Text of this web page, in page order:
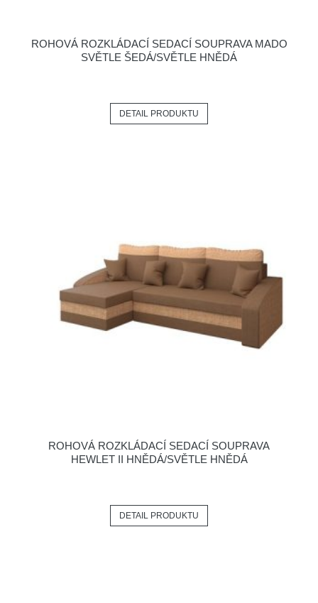
ROHOVÁ ROZKLÁDACÍ SEDACÍ SOUPRAVA MADO
SVĚTLE ŠEDÁ/SVĚTLE HNĚDÁ
DETAIL PRODUKTU
ROHOVÁ ROZKLÁDACÍ SEDACÍ SOUPRAVA
HEWLET II HNĚDÁ/SVĚTLE HNĚDÁ
DETAIL PRODUKTU